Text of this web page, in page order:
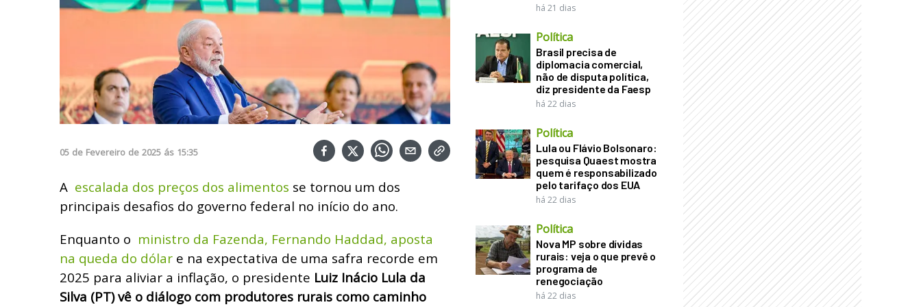
05 de Fevereiro de 2025 ás 15:35
A escalada dos preços dos alimentos se tornou um dos
principais desafios do governo federal no início do ano.
Enquanto o ministro da Fazenda, Fernando Haddad, aposta
na queda do dólar e na expectativa de uma safra recorde em
2025 para aliviar a inflação, o presidente Luiz Inácio Lula da
Silva (PT) vê o diálogo com produtores rurais como caminho
há 21 dias
Política
Brasil precisa de
diplomacia comercial,
não de disputa política,
diz presidente da Faesp
há 22 dias
Política
Lula ou Flávio Bolsonaro:
pesquisa Quaest mostra
quem é responsabilizado
pelo tarifaço dos EUA
há 22 dias
Política
Nova MP sobre dívidas
rurais: veja o que prevê o
programa de
renegociação
há 22 dias